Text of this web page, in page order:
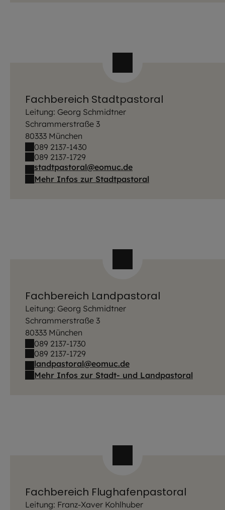
Fachbereich Stadtpastoral
Leitung: Georg Schmidtner
Schrammerstraße 3
80333 München
089 2137-1430
089 2137-1729
stadtpastoral@eomuc.de
Mehr Infos zur Stadtpastoral
Fachbereich Landpastoral
Leitung: Georg Schmidtner
Schrammerstraße 3
80333 München
089 2137-1730
089 2137-1729
landpastoral@eomuc.de
Mehr Infos zur Stadt- und Landpastoral
Fachbereich Flughafenpastoral
Leitung: Franz-Xaver Kohlhuber